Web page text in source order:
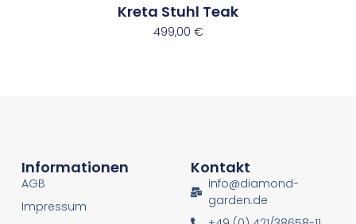
Kreta Stuhl Teak
499,00 €
Informationen
AGB
Impressum
Kontakt
info@diamond-
garden.de